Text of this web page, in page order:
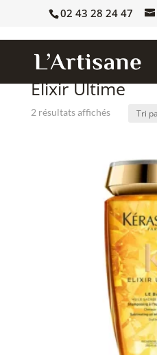
02 43 28 24 47
Accueil/Toutes les marques
Elixir Ultime
2 résultats affichés